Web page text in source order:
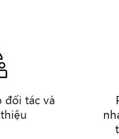
đối tác và